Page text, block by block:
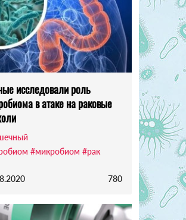
исследовали роль
в атаке на раковые
#микробиом #рак
780